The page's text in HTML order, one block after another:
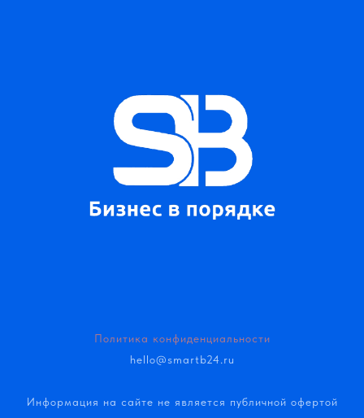
Политика конфиденциальности
hello@smartb24.ru
Информация на сайте не является публичной офертой